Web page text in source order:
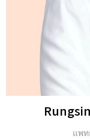
ปริญญาตรี แล